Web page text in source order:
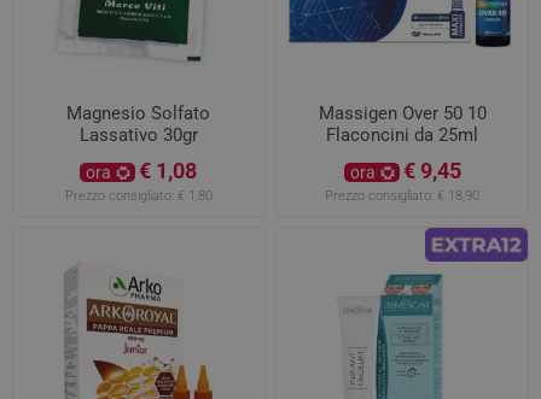
Magnesio Solfato
Lassativo 30gr
ora € 1,08
Prezzo consigliato: € 1,80
Massigen Over 50 10
Flaconcini da 25ml
ora € 9,45
Prezzo consigliato: € 18,90